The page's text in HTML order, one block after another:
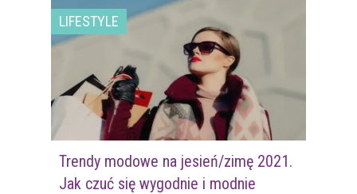
LIFESTYLE
Trendy modowe na jesień/zimę 2021.
Jak czuć się wygodnie i modnie